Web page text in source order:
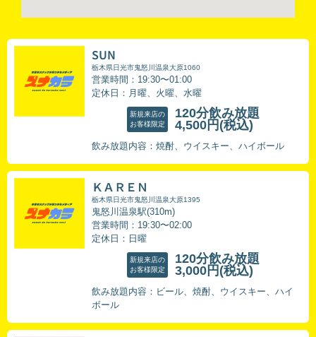
SUN
栃木県日光市鬼怒川温泉大原1060
営業時間：19:30〜01:00
定休日：月曜、火曜、水曜
新規来店の
お客様限定
120分飲み放題
4,500円 (税込)
飲み放題内容：焼酎、ウイスキー、ハイボール
ＫＡＲＥＮ
栃木県日光市鬼怒川温泉大原1395
鬼怒川温泉駅(310m)
営業時間：19:30〜02:00
定休日：日曜
新規来店の
お客様限定
120分飲み放題
3,000円 (税込)
飲み放題内容：ビール、焼酎、ウイスキー、ハイ
ボール